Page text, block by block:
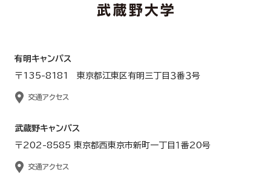
有明キャンパス
〒135-8181 東京都江東区有明三丁目３番３号
交通アクセス
武蔵野キャンパス
〒202-8585 東京都西東京市新町一丁目１番20号
交通アクセス